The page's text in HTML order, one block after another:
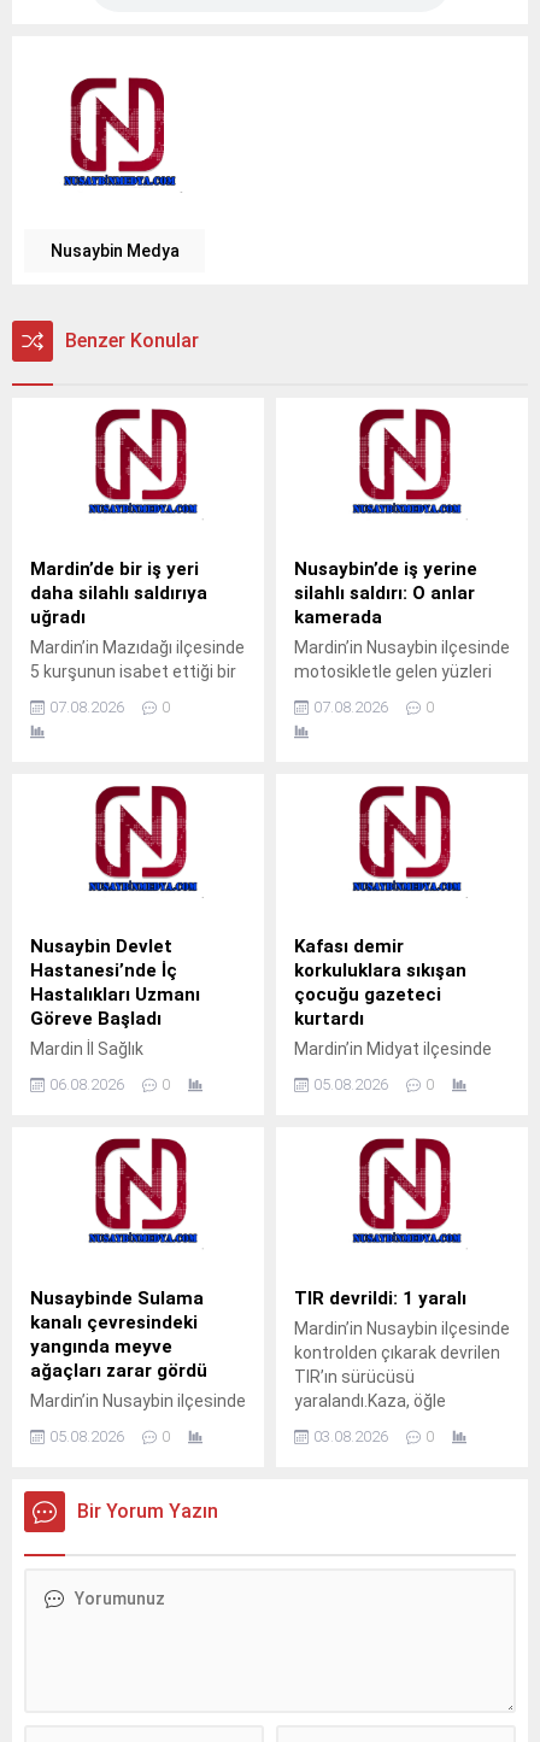
Nusaybin Medya
Benzer Konular
Mardin’de bir iş yeri
daha silahlı saldırıya
uğradı
Mardin’in Mazıdağı ilçesinde
5 kurşunun isabet ettiği bir
düzenlendi. Olay, ilçeye bağlı
Poyraz Mahallesi Ömer
meydana geldi. Henüz
kimliği belirlenemeyen kişi
veya kişiler tarafından bir iş
yerine silahla ateş açıldı.
Tap Simulator Codes İş
ettiği saldırıda, iş yerinde
kimsenin bulunmaması...
07.08.2026 0
Nusaybin’de iş yerine
silahlı saldırı: O anlar
kamerada
Mardin’in Nusaybin ilçesinde
motosikletle gelen yüzleri
yerine silahlı saldırı
düzenledi. Saldırı anı iş
kamerasınca kaydedildi.
Olay, gece saatlerinde
Nusaybin ilçesi Mardin
Caddesi’nde meydana
geldi.Kimlikleri henüz
ve yüzleri maskeli 2 şüpheli,
cadde üzerinde seyir
halindeyken bir iş yerinin
önünden geçtikleri sırada
07.08.2026 0
Nusaybin Devlet
Hastanesi’nde İç
Hastalıkları Uzmanı
Göreve Başladı
Mardin İl Sağlık
Devlet Hastanesi’nde İç
Ali Yiğit hasta kabulüne
başladı. Muayene olmak
isteyen vatandaşlar, ALO
182 çağrı merkezi veya
MHRS (Merkezi Hekim
üzerinden randevu alarak
muayene olabilecek. Tap
Simulator Codes
06.08.2026 0
Kafası demir
korkuluklara sıkışan
çocuğu gazeteci
kurtardı
Mardin’in Midyat ilçesinde
korkulukları arasına kafası
Ahmet Akkuş’un
müdahalesiyle kurtarıldı.
Olay, akşam saatlerinde
Cumhuriyet Mahallesi’nde
meydana geldi.Akrabalarını
çocuk, pencerenin demir
korkulukları arasına kafasını
sokunca sıkışarak mahsur
kaldı. Çocuğun ağlama
sesini duyan yakınları
yardıma koştu. Durumu fark
eden aile üyeleri, aynı evde...
05.08.2026 0
Nusaybinde Sulama
kanalı çevresindeki
yangında meyve
ağaçları zarar gördü
Mardin’in Nusaybin ilçesinde
çıkan kuru ot yangınında
gördü. Yangın, sabah
saatlerinde Nusaybin
sulama kanalı çevresinde
05.08.2026 0
TIR devrildi: 1 yaralı
Mardin’in Nusaybin ilçesinde
kontrolden çıkarak devrilen
TIR’ın sürücüsü
yaralandı.Kaza, öğle
ilçesine bağlı kırsal Girmeli
03.08.2026 0
Bir Yorum Yazın